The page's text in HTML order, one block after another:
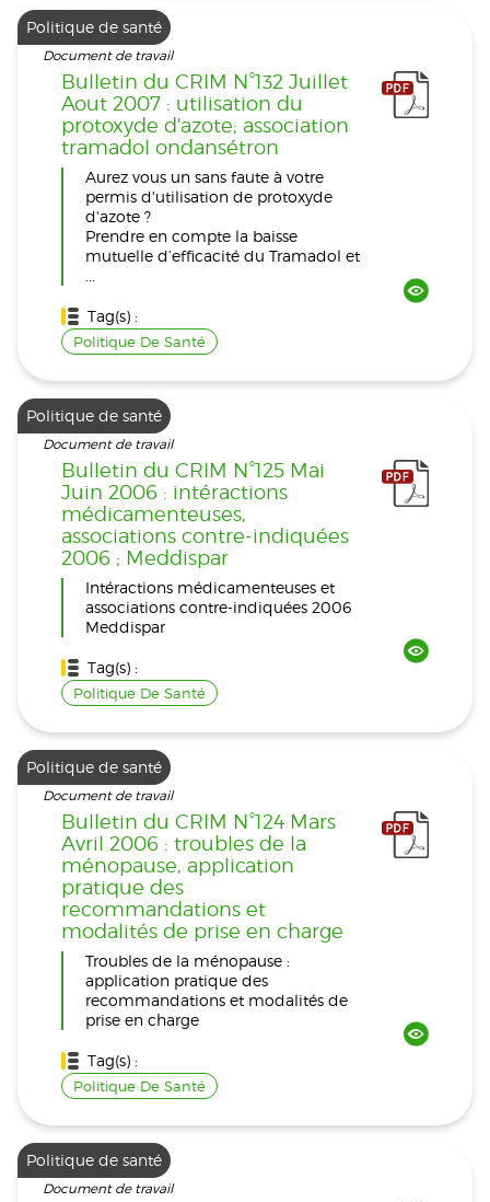
Politique de santé
Document de travail
Bulletin du CRIM N°132 Juillet
Aout 2007 : utilisation du
protoxyde d'azote; association
tramadol ondansétron
Aurez vous un sans faute à votre
permis d'utilisation de protoxyde
d'azote ?
Prendre en compte la baisse
mutuelle d’efficacité du Tramadol et
Tag(s) :
Politique De Santé
Politique de santé
Document de travail
Bulletin du CRIM N°125 Mai
Juin 2006 : intéractions
médicamenteuses,
associations contre-indiquées
2006 ; Meddispar
Intéractions médicamenteuses et
associations contre-indiquées 2006
Meddispar
Tag(s) :
Politique De Santé
Politique de santé
Document de travail
Bulletin du CRIM N°124 Mars
Avril 2006 : troubles de la
ménopause, application
pratique des
recommandations et
modalités de prise en charge
Troubles de la ménopause :
application pratique des
recommandations et modalités de
prise en charge
Tag(s) :
Politique De Santé
Politique de santé
Document de travail